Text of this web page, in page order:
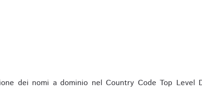
dei nomi a dominio nel Country Code Top Level